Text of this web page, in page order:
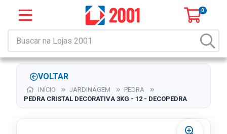
0
VOLTAR
INÍCIO JARDINAGEM
PEDRA
PEDRA CRISTAL DECORATIVA 3KG - 12 - DECOPEDRA